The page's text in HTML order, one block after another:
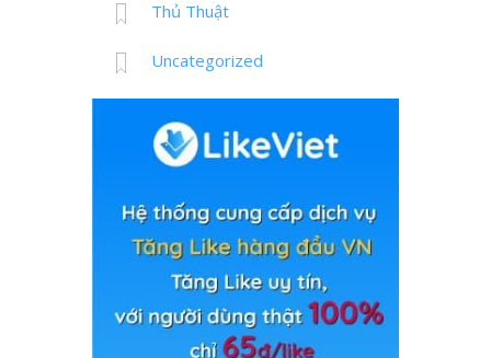
Thủ Thuật
Uncategorized